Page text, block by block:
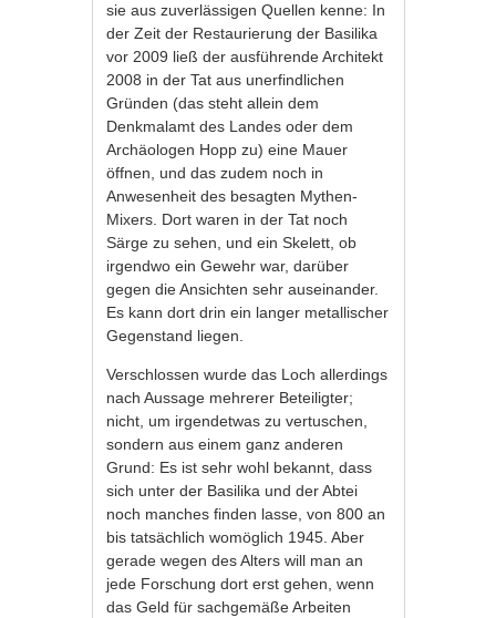
sie aus zuverlässigen Quellen kenne: In
der Zeit der Restaurierung der Basilika
vor 2009 ließ der ausführende Architekt
2008 in der Tat aus unerfindlichen
Gründen (das steht allein dem
Denkmalamt des Landes oder dem
Archäologen Hopp zu) eine Mauer
öffnen, und das zudem noch in
Anwesenheit des besagten Mythen-
Mixers. Dort waren in der Tat noch
Särge zu sehen, und ein Skelett, ob
irgendwo ein Gewehr war, darüber
gegen die Ansichten sehr auseinander.
Es kann dort drin ein langer metallischer
Gegenstand liegen.
Verschlossen wurde das Loch allerdings
nach Aussage mehrerer Beteiligter;
nicht, um irgendetwas zu vertuschen,
sondern aus einem ganz anderen
Grund: Es ist sehr wohl bekannt, dass
sich unter der Basilika und der Abtei
noch manches finden lasse, von 800 an
bis tatsächlich womöglich 1945. Aber
gerade wegen des Alters will man an
jede Forschung dort erst gehen, wenn
das Geld für sachgemäße Arbeiten